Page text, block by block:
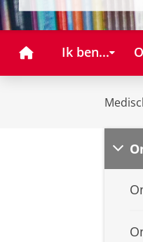
HomeIk ben...